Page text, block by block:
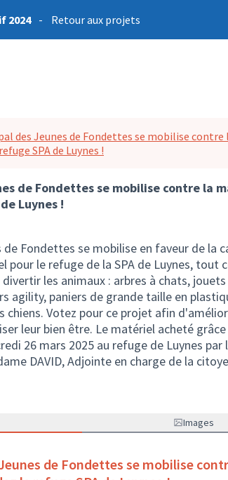
2024 - Retour aux projets
des Jeunes de Fondettes se mobilise contre
SPA de Luynes !
de Fondettes se mobilise contre la
Luynes !
de Fondettes se mobilise en faveur de la
pour le refuge de la SPA de Luynes, tout
les animaux : arbres à chats,
agility, paniers de grande taille en
chiens. Votez pour ce projet afin
leur bien être. Le matériel acheté
26 mars 2025 au refuge de Luynes par
DAVID, Adjointe en charge de la
Images
de Fondettes se mobilise